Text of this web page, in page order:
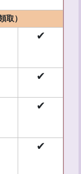
取）
✔
✔
✔
✔